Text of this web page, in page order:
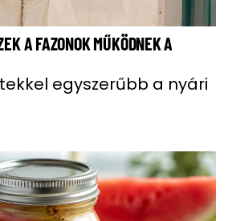
A FAZONOK MŰKÖDNEK A
egyszerűbb a nyári